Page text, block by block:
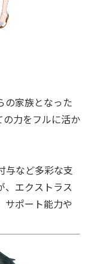
の家族となった
力をフルに活か
与など多彩な支
、エクストラス
サポート能力や